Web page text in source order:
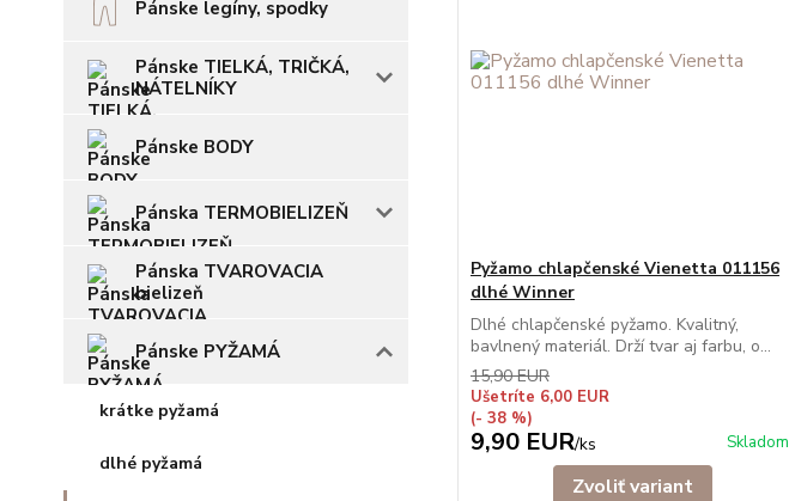
Pánske legíny, spodky
Pánske TIELKÁ, TRIČKÁ,
NÁTELNÍKY
Pánske BODY
Pánska TERMOBIELIZEŇ
Pánska TVAROVACIA
bielizeň
Pánske PYŽAMÁ
krátke pyžamá
dlhé pyžamá
Pyžamo chlapčenské Vienetta 011156
dlhé Winner
Dlhé chlapčenské pyžamo. Kvalitný,
bavlnený materiál. Drží tvar aj farbu, o...
15,90 EUR
Ušetríte 6,00 EUR
(- 38 %)
9,90 EUR/ks Skladom
Zvoliť variant